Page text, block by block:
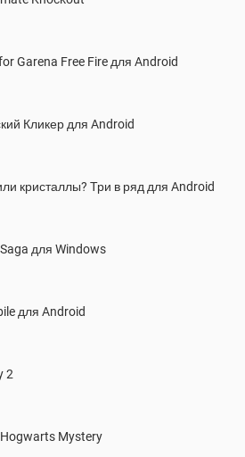
Garena Free Fire для Android
Кликер для Android
кристаллы? Три в ряд для Android
для Windows
для Android
2
Mystery